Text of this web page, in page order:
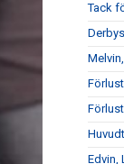
Tack
Edvin,